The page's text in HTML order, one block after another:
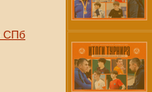
СПб